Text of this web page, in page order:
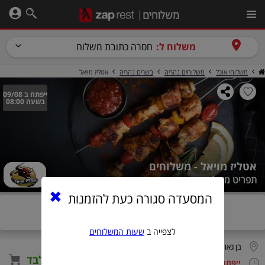
משלוח ל: חסרה כתובת משלוח
משלוחי אוכל משלוחים נהריה בשרים נהריה אטליז מויאל
אטליז מויאל - משלוחים
תפריט משלוחים - כשר
ייפתח ב 09/08
בשעה 08:00
בן גאון דוד 36, נהריה
הזמנה טלפונית בלבד
המסעדה סגורה כעת להזמנות
לצפייה ב שעות המשלוחים